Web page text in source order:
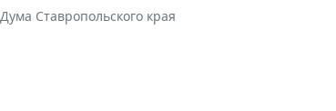
Дума Ставропольского края